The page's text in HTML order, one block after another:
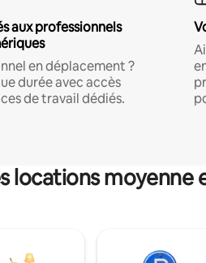
aux professionnels
en déplacement ?
durée avec accès
de travail dédiés.
locations moyenne